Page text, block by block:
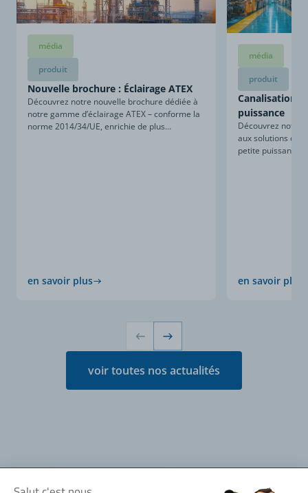
média
produit
Nouvelle brochure : Éclairage ATEX
Découvrez notre nouvelle brochure dédiée à
notre gamme d’éclairage ATEX – conforme la
norme 2014/34/UE, enrichie de plus...
en savoir plus
média
produit
Canalisations
puissance
Découvrez notre
aux solutions de
petite puissance.
en savoir plus
voir toutes nos actualités